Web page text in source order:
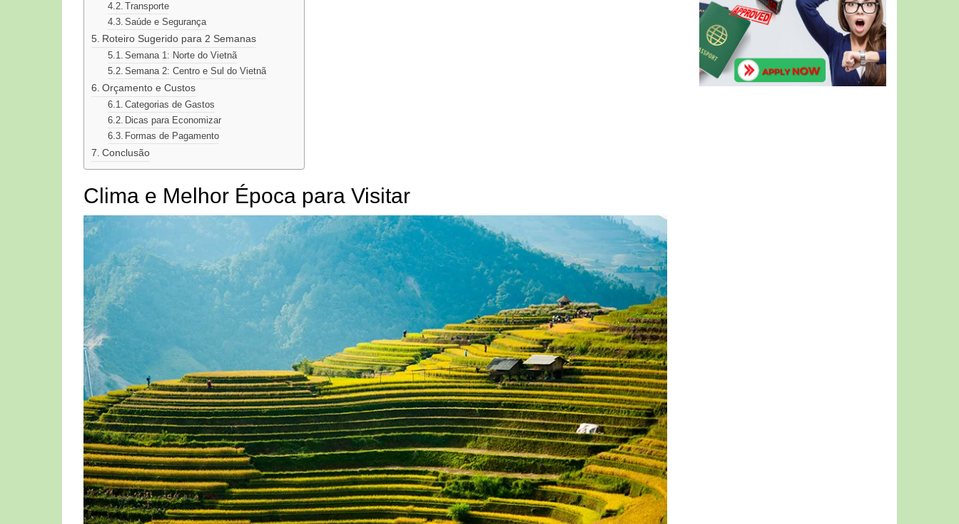
Transporte
Saúde e Segurança
Roteiro Sugerido para 2 Semanas
Semana 1: Norte do Vietnã
Semana 2: Centro e Sul do Vietnã
Orçamento e Custos
Categorias de Gastos
Dicas para Economizar
Formas de Pagamento
Conclusão
Clima e Melhor Época para Visitar